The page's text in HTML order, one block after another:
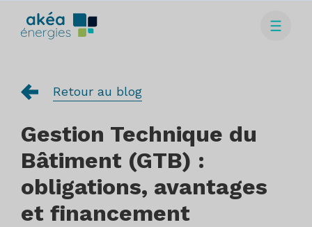
Retour au blog
Gestion Technique du
Bâtiment (GTB) :
obligations, avantages
et financement